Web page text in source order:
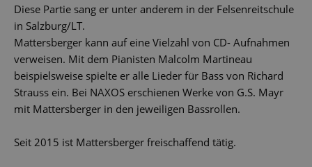
Diese Partie sang er unter anderem in der Felsenreitschule
in Salzburg/LT.
Mattersberger kann auf eine Vielzahl von CD- Aufnahmen
verweisen. Mit dem Pianisten Malcolm Martineau
beispielsweise spielte er alle Lieder für Bass von Richard
Strauss ein. Bei NAXOS erschienen Werke von G.S. Mayr
mit Mattersberger in den jeweiligen Bassrollen.
Seit 2015 ist Mattersberger freischaffend tätig.